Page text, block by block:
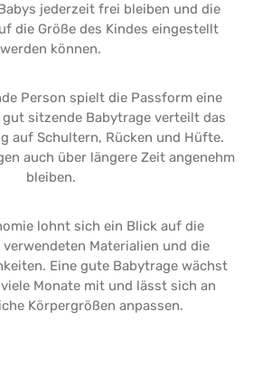
jederzeit frei bleiben und die
die Größe des Kindes eingestellt
werden können.
Person spielt die Passform eine
sitzende Babytrage verteilt das
auf Schultern, Rücken und Hüfte.
auch über längere Zeit angenehm
bleiben.
lohnt sich ein Blick auf die
Materialien und die
Eine gute Babytrage wächst
Monate mit und lässt sich an
Körpergrößen anpassen.